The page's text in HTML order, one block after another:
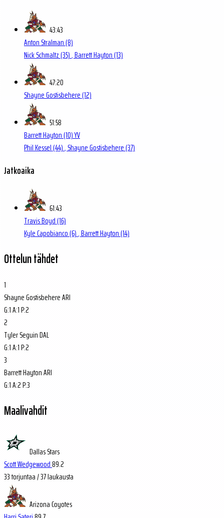
43:43
Anton Stralman(8)
Nick Schmaltz(35), Barrett Hayton(13)
47:20
Shayne Gostisbehere(12)
51:58
Barrett Hayton(10)YV
Phil Kessel(44), Shayne Gostisbehere(37)
Jatkoaika
61:43
Travis Boyd(16)
Kyle Capobianco(6), Barrett Hayton(14)
Ottelun tähdet
1
Shayne GostisbehereARI
G:1A:1P:2
2
Tyler SeguinDAL
G:1A:1P:2
3
Barrett HaytonARI
G:1A:2P:3
Maalivahdit
Dallas Stars
Scott Wedgewood89.2
33torjuntaa / 37 laukausta
Arizona Coyotes